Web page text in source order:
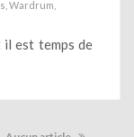
Wardrum
il est temps de